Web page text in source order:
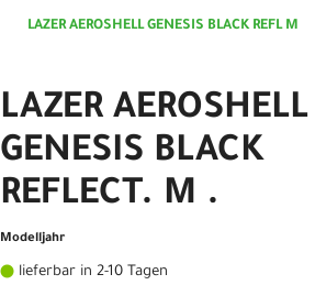
LAZER AEROSHELL GENESIS BLACK REFL M
LAZER AEROSHELL
GENESIS BLACK
REFLECT. M .
Modelljahr
lieferbar in 2-10 Tagen